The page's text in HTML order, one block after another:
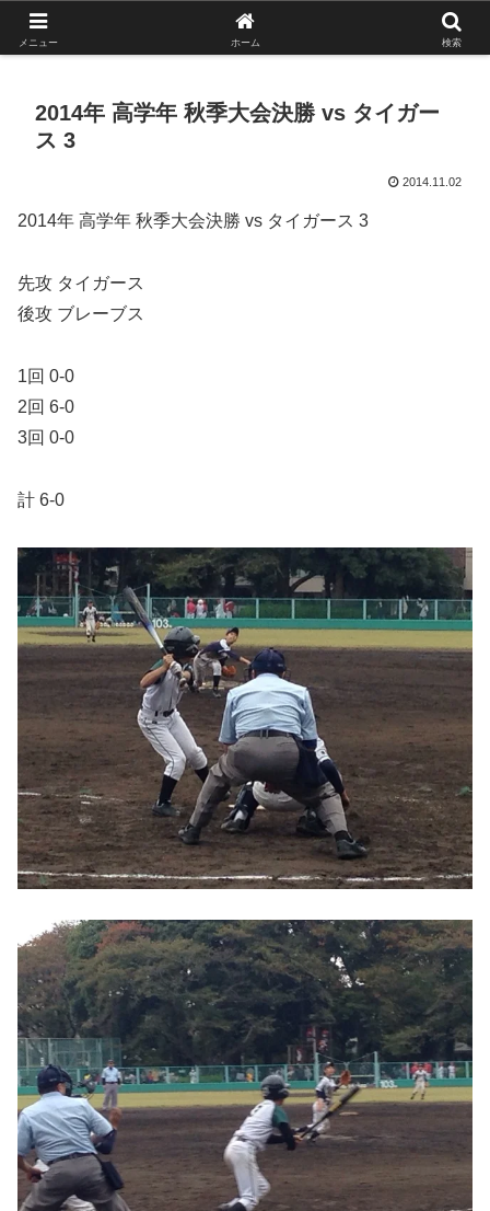
がんばれ！フルスイング！境南ブレーブス！
2014年 高学年 秋季大会決勝 vs タイガー
ス 3
2014.11.02
2014年 高学年 秋季大会決勝 vs タイガース 3
先攻 タイガース
後攻 ブレーブス
1回 0-0
2回 6-0
3回 0-0
計 6-0
メニュー ホーム 検索